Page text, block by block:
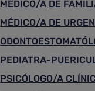
MÉDICO/A DE
MÉDICO/A DE
PEDIATRA-
PSICÓLOGO/A